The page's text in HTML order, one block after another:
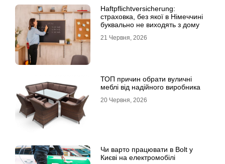
Haftpflichtversicherung:
страховка, без якої в Німеччині
буквально не виходять з дому
21 Червня, 2026
ТОП причин обрати вуличні
меблі від надійного виробника
20 Червня, 2026
Чи варто працювати в Bolt у
Києві на електромобілі